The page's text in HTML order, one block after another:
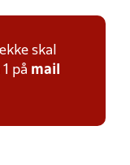
skal
på mail